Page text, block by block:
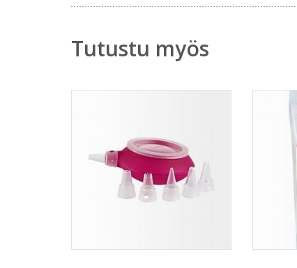
Tutustu myös